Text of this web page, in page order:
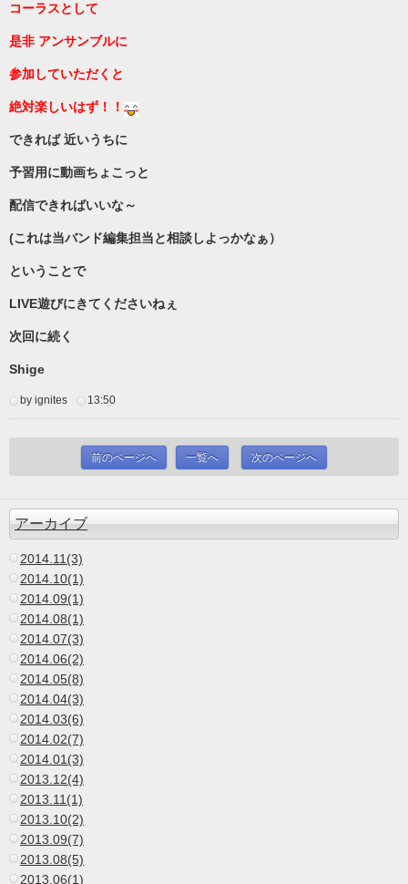
コーラスとして
是非 アンサンブルに
参加していただくと
絶対楽しいはず！！
できれば 近いうちに
予習用に動画ちょこっと
配信できればいいな～
(これは当バンド編集担当と相談しよっかなぁ）
ということで
LIVE遊びにきてくださいねぇ
次回に続く
Shige
by ignites 13:50
前のページへ 一覧へ 次のページへ
アーカイブ
2014.11(3)
2014.10(1)
2014.09(1)
2014.08(1)
2014.07(3)
2014.06(2)
2014.05(8)
2014.04(3)
2014.03(6)
2014.02(7)
2014.01(3)
2013.12(4)
2013.11(1)
2013.10(2)
2013.09(7)
2013.08(5)
2013.06(1)